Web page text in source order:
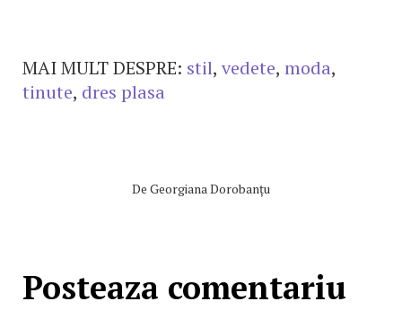
MAI MULT DESPRE: stil, vedete, moda,
tinute, dres plasa
De Georgiana Dorobanțu
Posteaza comentariu